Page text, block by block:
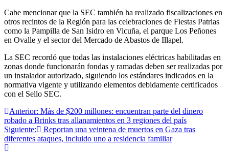
Cabe mencionar que la SEC también ha realizado fiscalizaciones en
otros recintos de la Región para las celebraciones de Fiestas Patrias
como la Pampilla de San Isidro en Vicuña, el parque Los Peñones
en Ovalle y el sector del Mercado de Abastos de Illapel.
La SEC recordó que todas las instalaciones eléctricas habilitadas en
zonas donde funcionarán fondas y ramadas deben ser realizadas por
un instalador autorizado, siguiendo los estándares indicados en la
normativa vigente y utilizando elementos debidamente certificados
con el Sello SEC.
Navegación
de
entradas
Anterior: Más de $200 millones: encuentran parte del dinero
robado a Brinks tras allanamientos en 3 regiones del país
Siguiente:
Reportan una veintena de muertos en Gaza tras
diferentes ataques, incluido uno a residencia familiar